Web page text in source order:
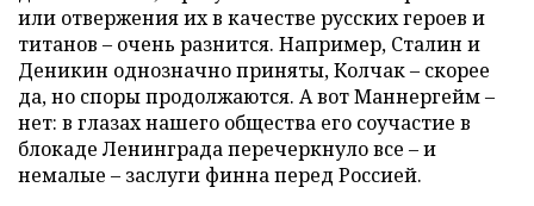
или отвержения их в качестве русских героев и
титанов – очень разнится. Например, Сталин и
Деникин однозначно приняты, Колчак – скорее
да, но споры продолжаются. А вот Маннергейм –
нет: в глазах нашего общества его соучастие в
блокаде Ленинграда перечеркнуло все – и
немалые – заслуги финна перед Россией.